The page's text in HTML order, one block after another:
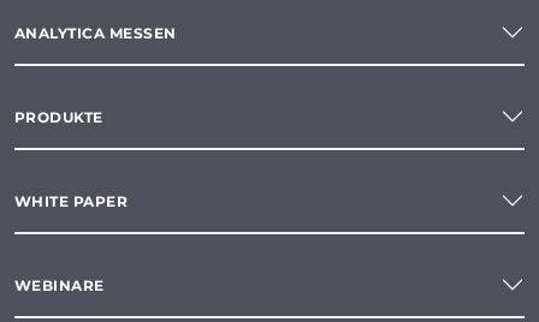
ANALYTICA MESSEN
PRODUKTE
WHITE PAPER
WEBINARE